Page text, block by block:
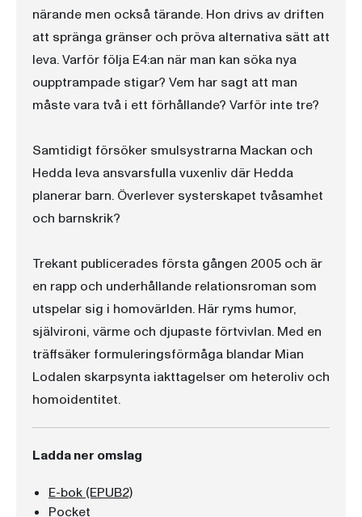
närande men också tärande. Hon drivs av driften
att spränga gränser och pröva alternativa sätt att
leva. Varför följa E4:an när man kan söka nya
oupptrampade stigar? Vem har sagt att man
måste vara två i ett förhållande? Varför inte tre?
Samtidigt försöker smulsystrarna Mackan och
Hedda leva ansvarsfulla vuxenliv där Hedda
planerar barn. Överlever systerskapet tvåsamhet
och barnskrik?
Trekant publicerades första gången 2005 och är
en rapp och underhållande relationsroman som
utspelar sig i homovärlden. Här ryms humor,
självironi, värme och djupaste förtvivlan. Med en
träffsäker formuleringsförmåga blandar Mian
Lodalen skarpsynta iakttagelser om heteroliv och
homoidentitet.
Ladda ner omslag
E-bok (EPUB2)
Pocket